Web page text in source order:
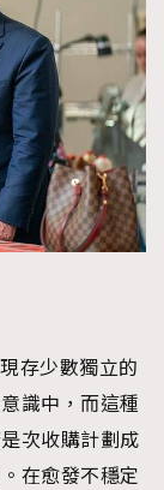
存少數獨立的
識中，而這種
次收購計劃成
在愈發不穩定